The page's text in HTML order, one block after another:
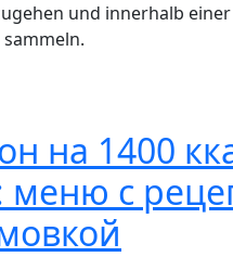
und innerhalb
на 1400
меню с